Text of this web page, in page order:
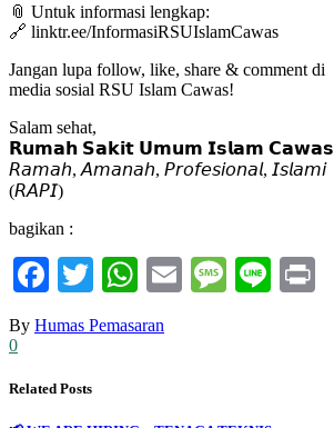
📎 Untuk informasi lengkap:
🔗 linktr.ee/InformasiRSUIslamCawas
Jangan lupa follow, like, share & comment di
media sosial RSU Islam Cawas!
Salam sehat,
𝗥𝘂𝗺𝗮𝗵 𝗦𝗮𝗸𝗶𝘁 𝗨𝗺𝘂𝗺 𝗜𝘀𝗹𝗮𝗺 𝗖𝗮𝘄𝗮𝘀
𝘙𝘢𝘮𝘢𝘩, 𝘈𝘮𝘢𝘯𝘢𝘩, 𝘗𝘳𝘰𝘧𝘦𝘴𝘪𝘰𝘯𝘢𝘭, 𝘐𝘴𝘭𝘢𝘮𝘪
(𝘙𝘈𝘗𝘐)
bagikan :
Facebook
TwitterWhatsApp
EmailMessage
Line
By Humas Pemasaran
0
Related Posts